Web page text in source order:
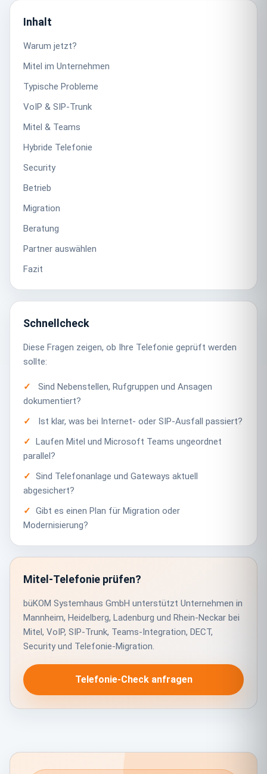
Inhalt
Warum jetzt?
Mitel im Unternehmen
Typische Probleme
VoIP & SIP-Trunk
Mitel & Teams
Hybride Telefonie
Security
Betrieb
Migration
Beratung
Partner auswählen
Fazit
Schnellcheck
Diese Fragen zeigen, ob Ihre Telefonie geprüft werden
sollte:
Sind Nebenstellen, Rufgruppen und Ansagen
dokumentiert?
Ist klar, was bei Internet- oder SIP-Ausfall passiert?
Laufen Mitel und Microsoft Teams ungeordnet
parallel?
Sind Telefonanlage und Gateways aktuell
abgesichert?
Gibt es einen Plan für Migration oder
Modernisierung?
Mitel-Telefonie prüfen?
büKOM Systemhaus GmbH unterstützt Unternehmen in
Mannheim, Heidelberg, Ladenburg und Rhein-Neckar bei
Mitel, VoIP, SIP-Trunk, Teams-Integration, DECT,
Security und Telefonie-Migration.
Telefonie-Check anfragen